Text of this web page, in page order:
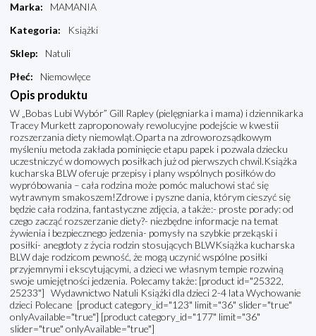
Marka:
MAMANIA
Kategoria:
Książki
Sklep:
Natuli
Płeć: Niemowlęce
Opis produktu
W „Bobas Lubi Wybór” Gill Rapley (pielęgniarka i mama) i dziennikarka
Tracey Murkett zaproponowały rewolucyjne podejście w kwestii
rozszerzania diety niemowląt.Oparta na zdroworozsądkowym
myśleniu metoda zakłada pominięcie etapu papek i pozwala dziecku
uczestniczyć w domowych posiłkach już od pierwszych chwil.Książka
kucharska BLW oferuje przepisy i plany wspólnych posiłków do
wypróbowania – cała rodzina może pomóc maluchowi stać się
wytrawnym smakoszem!Zdrowe i pyszne dania, którym cieszyć się
będzie cała rodzina, fantastyczne zdjęcia, a także:- proste porady: od
czego zacząć rozszerzanie diety?- niezbędne informacje na temat
żywienia i bezpiecznego jedzenia- pomysły na szybkie przekąski i
posiłki- anegdoty z życia rodzin stosujących BLWKsiążka kucharska
BLW daje rodzicom pewność, że mogą uczynić wspólne posiłki
przyjemnymi i ekscytującymi, a dzieci we własnym tempie rozwiną
swoje umiejętności jedzenia. Polecamy także: [product id="25322,
25233"] Wydawnictwo Natuli Książki dla dzieci 2-4 lata Wychowanie
dzieci Polecane [product category_id="123" limit="36" slider="true"
onlyAvailable="true"] [product category_id="177" limit="36"
slider="true" onlyAvailable="true"]